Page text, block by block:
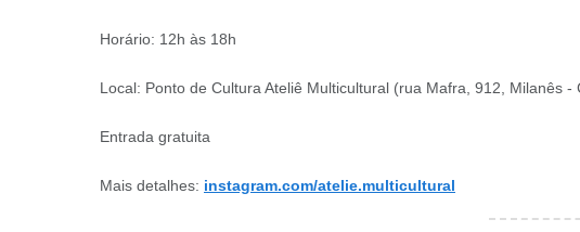
Horário: 12h às 18h
Local: Ponto de Cultura Ateliê Multicultural (rua Mafra, 912, Milanês -
Entrada gratuita
Mais detalhes: instagram.com/atelie.multicultural